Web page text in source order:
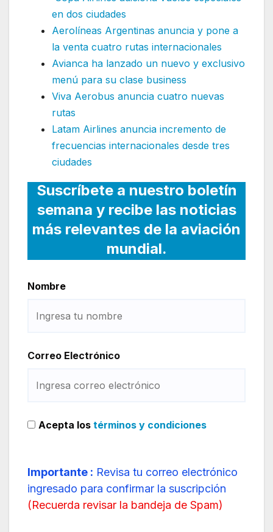
en dos ciudades
Aerolíneas Argentinas anuncia y pone a
la venta cuatro rutas internacionales
Avianca ha lanzado un nuevo y exclusivo
menú para su clase business
Viva Aerobus anuncia cuatro nuevas
rutas
Latam Airlines anuncia incremento de
frecuencias internacionales desde tres
ciudades
Suscríbete a nuestro boletín
semana y recibe las noticias
más relevantes de la aviación
mundial.
Nombre
Correo Electrónico
Acepta los términos y condiciones
Importante : Revisa tu correo electrónico
ingresado para confirmar la suscripción
(Recuerda revisar la bandeja de Spam)